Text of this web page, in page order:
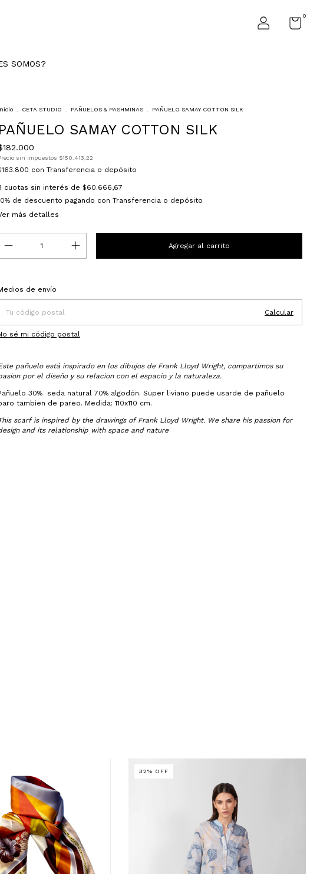
0
SOMOS?
CETA STUDIO PAÑUELOS & PASHMINAS PAÑUELO SAMAY COTTON SILK
PAÑUELO SAMAY COTTON SILK
sin impuestos $150.413,22
con Transferencia o depósito
cuotas sin interés de $60.666,67
de descuento pagando con Transferencia o depósito
más detalles
para el CP:
de envío
Calcular
sé mi código postal
pañuelo está inspirado en los dibujos de Frank Lloyd Wright, compartimos su
por el diseño y su relacion con el espacio y la naturaleza.
30% seda natural 70% algodón. Super liviano puede usarde de pañuelo
tambien de pareo. Medida: 110x110 cm.
scarf is inspired by the drawings of Frank Lloyd Wright. We share his passion for
and its relationship with space and nature
32% OFF